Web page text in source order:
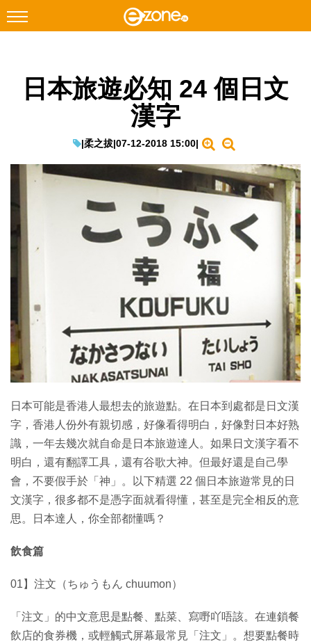
Facebook Instagram
遊戲動漫
IT Times
生成式AI與雲端應用
Enterprise Digital Transformation
特集
日本旅遊必知 24 個日文
漢字
|柔之拔|07-12-2018 15:00|
日本可能是香港人最想去的旅遊點。在日本到處都是日文漢
字，香港人份外有親切感，好像看得明白，好像對日本好熟
識，一年去幾次就自命是日本旅遊達人。如果日文漢字看不
明白，還有翻譯工具，還有谷歌大神。但最好還是自己學
會，不要假手於「神」。以下精選 22 個日本旅遊常見的日
文漢字，很多都不是憑字面就看得懂，甚至是完全相反的意
思。日本達人，你全部都懂嗎？
飲食篇
01】注文（ちゅうもん chuumon）
「注文」的中文意思是點餐、點菜、寫嘢吖唔該。在連鎖餐
飲店的食券機，或輕觸式屏幕最常見「注文」。想要點餐時